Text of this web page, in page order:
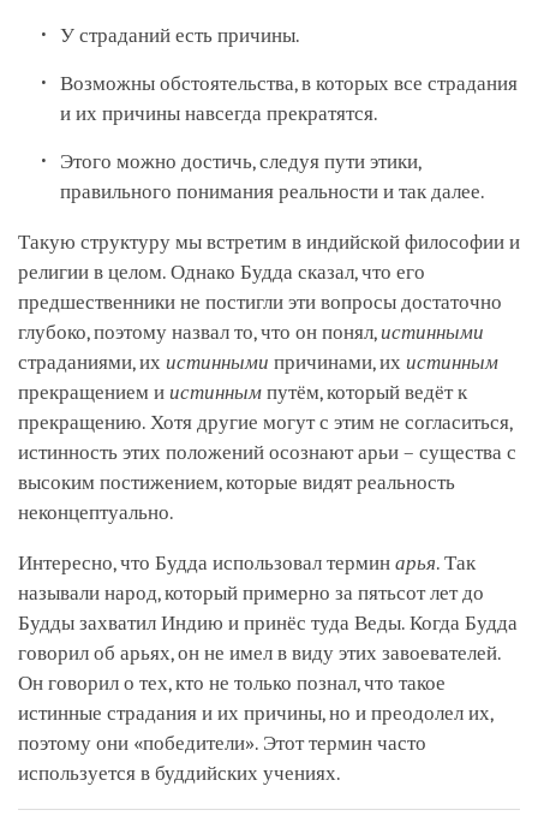
У страданий есть причины.
Возможны обстоятельства, в которых все страдания
и их причины навсегда прекратятся.
Этого можно достичь, следуя пути этики,
правильного понимания реальности и так далее.
Такую структуру мы встретим в индийской философии и
религии в целом. Однако Будда сказал, что его
предшественники не постигли эти вопросы достаточно
глубоко, поэтому назвал то, что он понял, истинными
страданиями, их истинными причинами, их истинным
прекращением и истинным путём, который ведёт к
прекращению. Хотя другие могут с этим не согласиться,
истинность этих положений осознают арьи – существа с
высоким постижением, которые видят реальность
неконцептуально.
Интересно, что Будда использовал термин арья. Так
называли народ, который примерно за пятьсот лет до
Будды захватил Индию и принёс туда Веды. Когда Будда
говорил об арьях, он не имел в виду этих завоевателей.
Он говорил о тех, кто не только познал, что такое
истинные страдания и их причины, но и преодолел их,
поэтому они «победители». Этот термин часто
используется в буддийских учениях.